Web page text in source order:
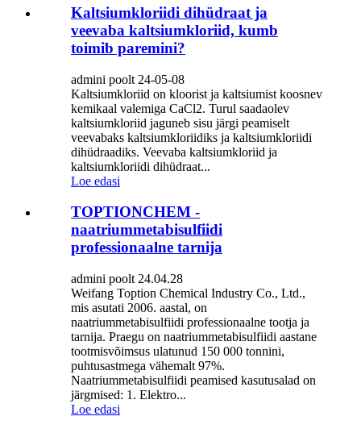
Kaltsiumkloriidi dihüdraat ja
veevaba kaltsiumkloriid, kumb
toimib paremini?
admini poolt 24-05-08
Kaltsiumkloriid on kloorist ja kaltsiumist koosnev
kemikaal valemiga CaCl2. Turul saadaolev
kaltsiumkloriid jaguneb sisu järgi peamiselt
veevabaks kaltsiumkloriidiks ja kaltsiumkloriidi
dihüdraadiks. Veevaba kaltsiumkloriid ja
kaltsiumkloriidi dihüdraat...
Loe edasi
TOPTIONCHEM -
naatriummetabisulfiidi
professionaalne tarnija
admini poolt 24.04.28
Weifang Toption Chemical Industry Co., Ltd.,
mis asutati 2006. aastal, on
naatriummetabisulfiidi professionaalne tootja ja
tarnija. Praegu on naatriummetabisulfiidi aastane
tootmisvõimsus ulatunud 150 000 tonnini,
puhtusastmega vähemalt 97%.
Naatriummetabisulfiidi peamised kasutusalad on
järgmised: 1. Elektro...
Loe edasi